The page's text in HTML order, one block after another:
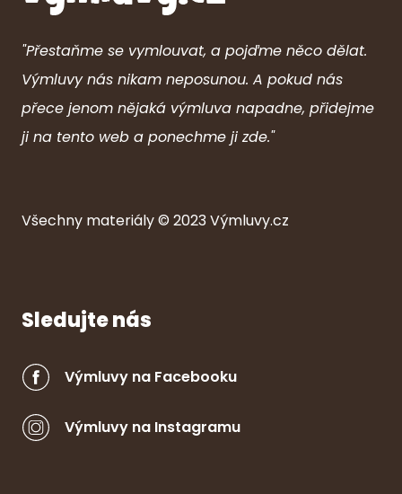
"Přestaňme se vymlouvat, a pojďme něco dělat.
Výmluvy nás nikam neposunou. A pokud nás
přece jenom nějaká výmluva napadne, přidejme
ji na tento web a ponechme ji zde."
Všechny materiály © 2023Výmluvy.cz
Sledujte nás
Výmluvy na Facebooku
Výmluvy na Instagramu